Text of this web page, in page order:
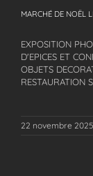
MARCHÉ DE NOËL
EXPOSITION
D'EPICES ET
OBJETS
RESTAURATION
22 novembre 2025